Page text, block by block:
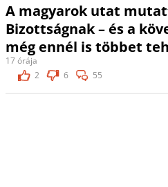
A magyarok utat
Bizottságnak – és a
még ennél is többet
17 órája
2
6 55